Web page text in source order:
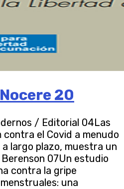
20
/ Editorial 04Las
contra el Covid a menudo
largo plazo, muestra un
07Un estudio
contra la gripe
una